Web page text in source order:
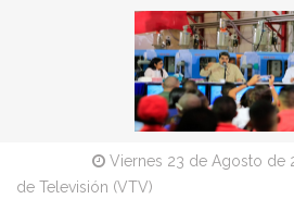
Viernes 23 de Agosto de
de Televisión (VTV)